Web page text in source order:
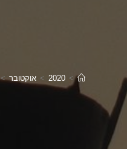
>
2020
> אוקטובר >